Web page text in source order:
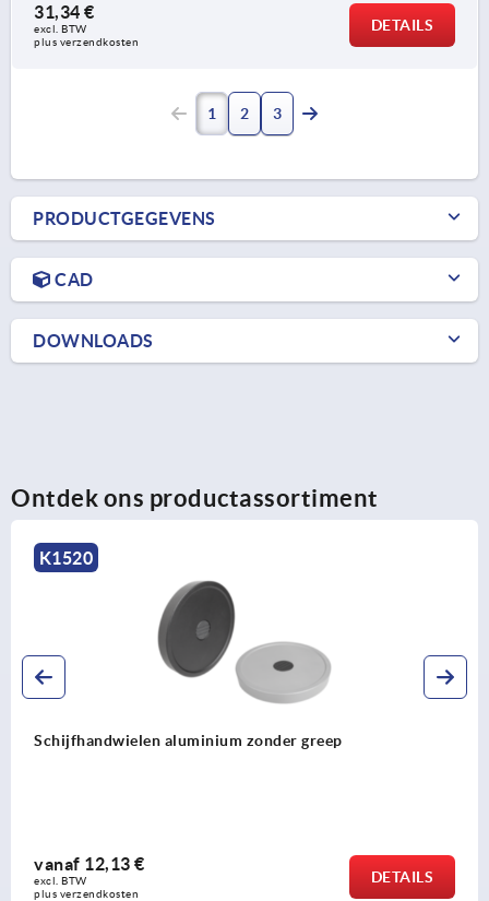
31,34 €
excl. BTW
plus verzendkosten
DETAILS
1 2 3
PRODUCTGEGEVENS
CAD
DOWNLOADS
Ontdek ons productassortiment
Handwielen DIN 950, van rvs
vanaf39,45 €
plus verzendkosten
DETAILS